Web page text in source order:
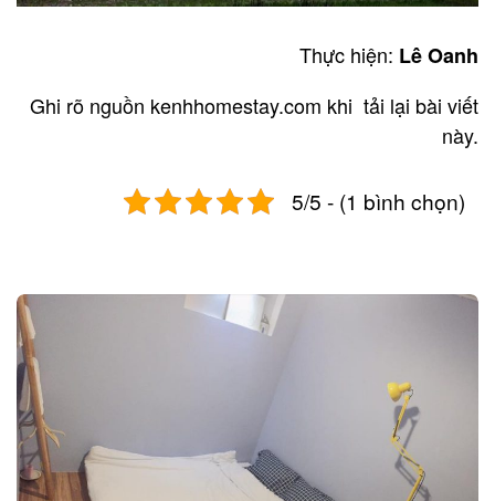
Thực hiện: Lê Oanh
Ghi rõ nguồn kenhhomestay.com khi tải lại bài viết
này.
5/5 - (1 bình chọn)
Post
navigation